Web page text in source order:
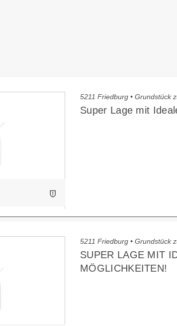
5211 Friedburg • Grundstück
Super Lage mit
5211 Friedburg • Grundstück
SUPER LAGE MIT
MÖGLICHKEITEN!